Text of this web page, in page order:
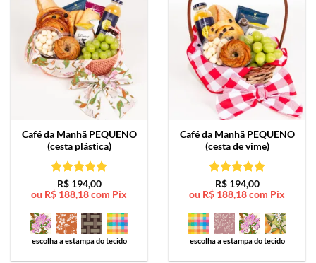
Café da Manhã PEQUENO
(cesta plástica)
Avaliação5
de 5
R$194,00
ou R$ 188,18com Pix
escolha a estampa do tecido
Café da Manhã PEQUENO
(cesta de vime)
Avaliação5
de 5
R$194,00
ou R$ 188,18com Pix
escolha a estampa do tecido